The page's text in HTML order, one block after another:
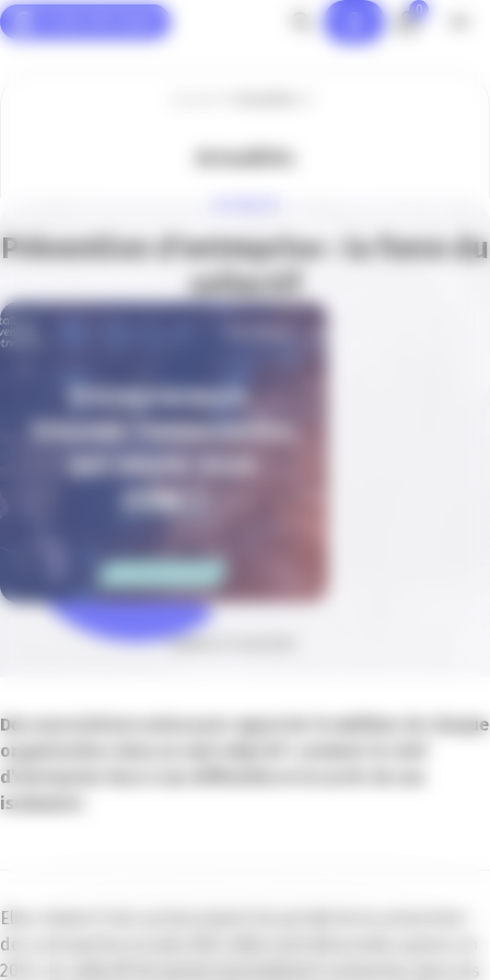
0
Actualités
Prévention d’entreprise : la force du
collectif
Publié le 13 avril 2023
Des associations unies pour apporter le meilleur de chaque
organisation dans un seul objectif : soutenir le chef
d’entreprise face à ses difficultés et le sortir de son
isolement.
Elles étaient trois au lancement du portail de la prévention
des entreprises en juin 2021, elles sont désormais quinze en
2023. Un collectif de quinze associations* présentes dans les
Panneau de gestion des cookies